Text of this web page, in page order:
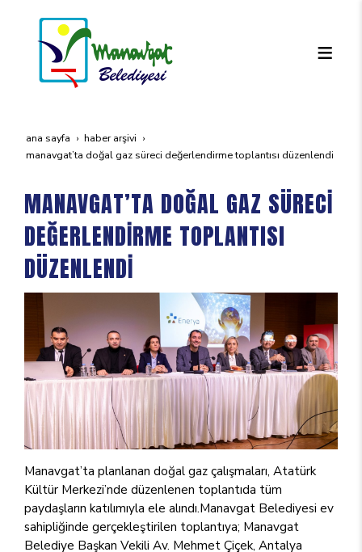
ana sayfa
haber arşivi
manavgat’ta doğal gaz süreci̇ değerlendi̇rme toplantisi düzenlendi̇
MANAVGAT’TA DOĞAL GAZ SÜRECİ
DEĞERLENDİRME TOPLANTISI
DÜZENLENDİ
Manavgat’ta planlanan doğal gaz çalışmaları, Atatürk
Kültür Merkezi’nde düzenlenen toplantıda tüm
paydaşların katılımıyla ele alındı.Manavgat Belediyesi ev
sahipliğinde gerçekleştirilen toplantıya; Manavgat
Belediye Başkan Vekili Av. Mehmet Çiçek, Antalya